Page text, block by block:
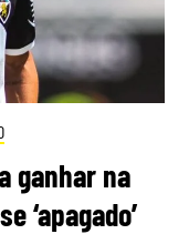
ganhar na
‘apagado’